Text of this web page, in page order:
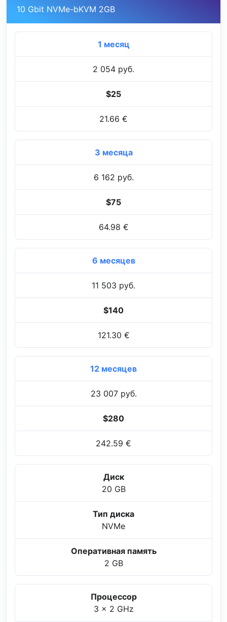
10 Gbit NVMe-bKVM 2GB
1 месяц
2 054 руб.
$25
21.66 €
3 месяца
6 162 руб.
$75
64.98 €
6 месяцев
11 503 руб.
$140
121.30 €
12 месяцев
23 007 руб.
$280
242.59 €
Диск
20 GB
Тип диска
NVMe
Оперативная память
2 GB
Процессор
3 x 2 GHz